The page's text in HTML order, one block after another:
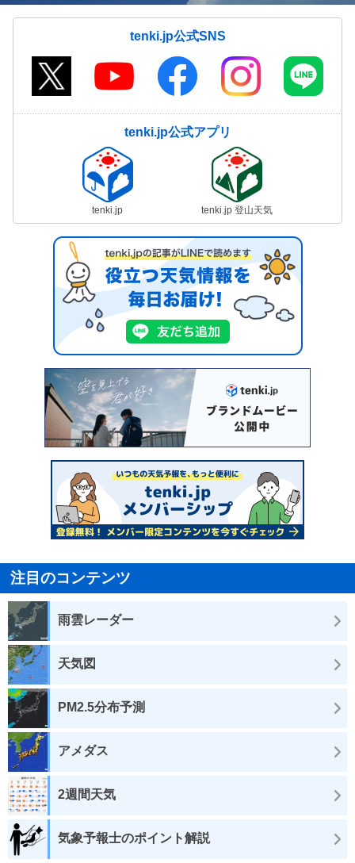
tenki.jp公式SNS
tenki.jp公式アプリ
tenki.jp tenki.jp 登山天気
注目のコンテンツ
雨雲レーダー
天気図
PM2.5分布予測
アメダス
2週間天気
気象予報士のポイント解説